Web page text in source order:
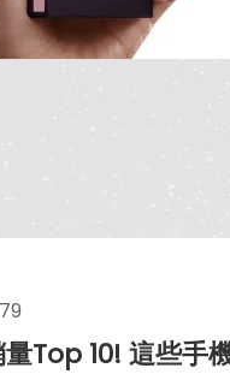
量Top 10! 這些手